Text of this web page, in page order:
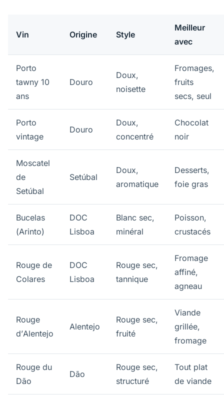
Vin Origine Style
Meilleur
avec
Porto
tawny 10
ans
Douro
Doux,
noisette
Fromages,
fruits
secs, seul
Porto
vintage
Douro
Doux,
concentré
Chocolat
noir
Moscatel
de
Setúbal
Setúbal
Doux,
aromatique
Desserts,
foie gras
Bucelas
(Arinto)
DOC
Lisboa
Blanc sec,
minéral
Poisson,
crustacés
Rouge de
Colares
DOC
Lisboa
Rouge sec,
tannique
Fromage
affiné,
agneau
Rouge
d’Alentejo
Alentejo
Rouge sec,
fruité
Viande
grillée,
fromage
Rouge du
Dão
Dão
Rouge sec,
structuré
Tout plat
de viande